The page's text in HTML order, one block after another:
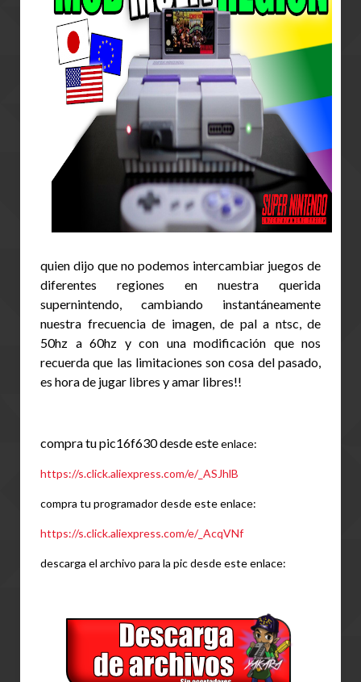
quien dijo que no podemos intercambiar juegos de
diferentes regiones en nuestra querida
supernintendo, cambiando instantáneamente
nuestra frecuencia de imagen, de pal a ntsc, de
50hz a 60hz y con una modificación que nos
recuerda que las limitaciones son cosa del pasado,
es hora de jugar libres y amar libres!!
compra tu pic16f630 desde este enlace:
https://s.click.aliexpress.com/e/_ASJhlB
compra tu programador desde este enlace:
https://s.click.aliexpress.com/e/_AcqVNf
descarga el archivo para la pic desde este enlace: